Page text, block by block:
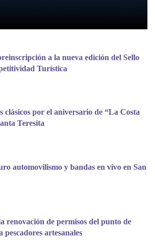
a la nueva edición del Sello
Turística
clásicos por el aniversario de “La Costa
Teresita
automovilismo y bandas en vivo en San
renovación de permisos del punto de
artesanales